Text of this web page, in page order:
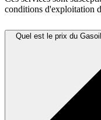
conditions d'exploitation
Quel est le prix du